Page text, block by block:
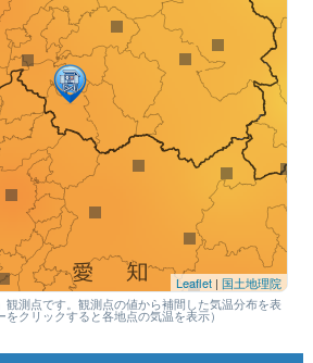
Leaflet |国土地理院
観測点です。観測点の値から補間した気温分布を表
クリックすると各地点の気温を表示）